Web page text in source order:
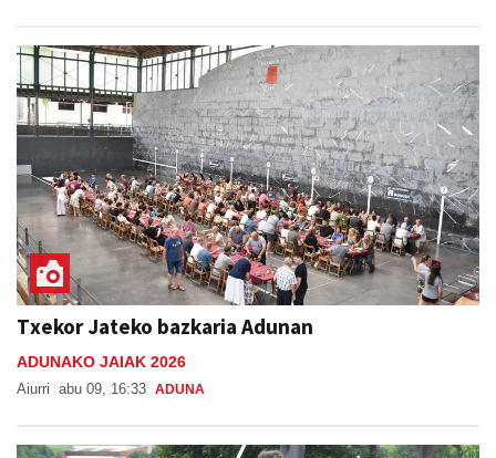
Txekor Jateko bazkaria Adunan
ADUNAKO JAIAK 2026
Aiurri abu 09, 16:33 ADUNA